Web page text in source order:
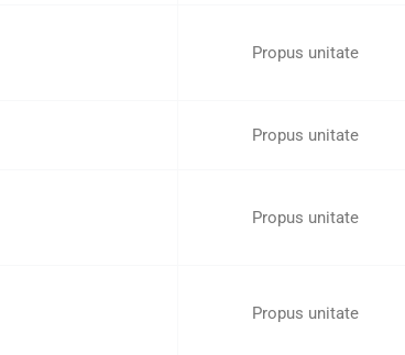
Propus unitate
Propus unitate
Propus unitate
Propus unitate